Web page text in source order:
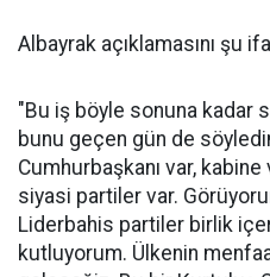
Albayrak açıklamasını şu
"Bu iş böyle sonuna kadar
bunu geçen gün de
Cumhurbaşkanı var,
siyasi partiler var.
Liderbahis partiler birlik
kutluyorum. Ülkenin